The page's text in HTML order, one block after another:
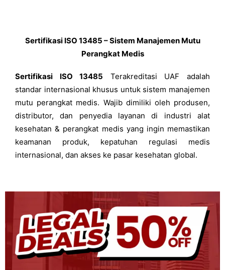
Sertifikasi ISO 13485 – Sistem Manajemen Mutu
Perangkat Medis
Sertifikasi ISO 13485 Terakreditasi UAF adalah
standar internasional khusus untuk sistem manajemen
mutu perangkat medis. Wajib dimiliki oleh produsen,
distributor, dan penyedia layanan di industri alat
kesehatan & perangkat medis yang ingin memastikan
keamanan produk, kepatuhan regulasi medis
internasional, dan akses ke pasar kesehatan global.